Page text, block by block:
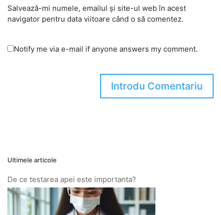
Salvează-mi numele, emailul și site-ul web în acest
navigator pentru data viitoare când o să comentez.
Notify me via e-mail if anyone answers my comment.
Ultimele articole
De ce testarea apei este importanta?